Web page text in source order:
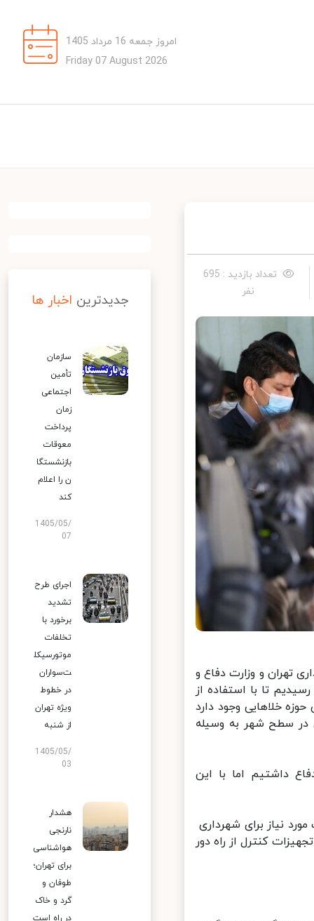
امروز جمعه 16 مرداد 1405
Friday 07 August 2026
تعداد بازدید : 695
نفر
تهران و وزارت دفاع و
تا با استفاده از
خلاهایی وجود دارد
در سطح شهر به وسیله
داشتیم اما با این
نیاز برای شهرداری
کنترل از راه دور
جدیدترین اخبار ها
سازمان
تأمین
اجتماعی
زمان
پرداخت
معوقات
بازنشستگا
ن را اعلام
کند
1405/05/
07
اجرای طرح
تشدید
برخورد با
تخلفات
موتورسیکل
ت‌سواران
در خطوط
ویژه تهران
از شنبه
1405/05/
03
هشدار
نارنجی
هواشناسی
برای تهران؛
طوفان و
گرد و خاک
در راه است